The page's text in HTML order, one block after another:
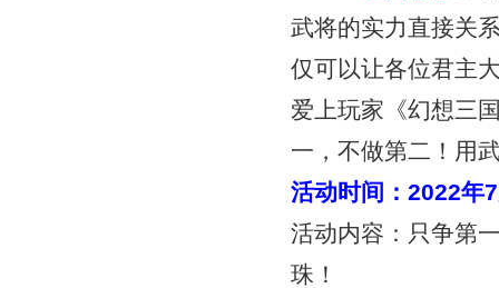
武将的实力直接关
仅可以让各位君主
爱上玩家《幻想三
一，不做第二！用
活动时间：2022年
活动内容：只争第
珠！